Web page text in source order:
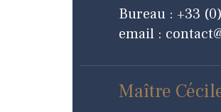
Bureau : +33
email :
Maître